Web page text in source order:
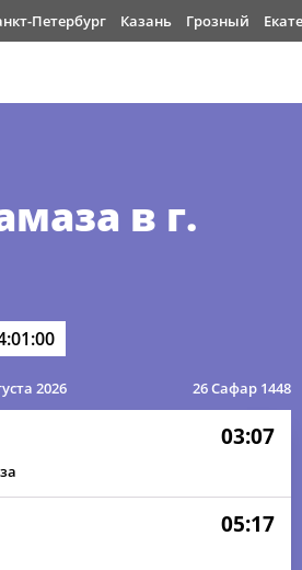
Петербург Казань Грозный
в г.
2026 26 Сафар 1448
03:07
05:17